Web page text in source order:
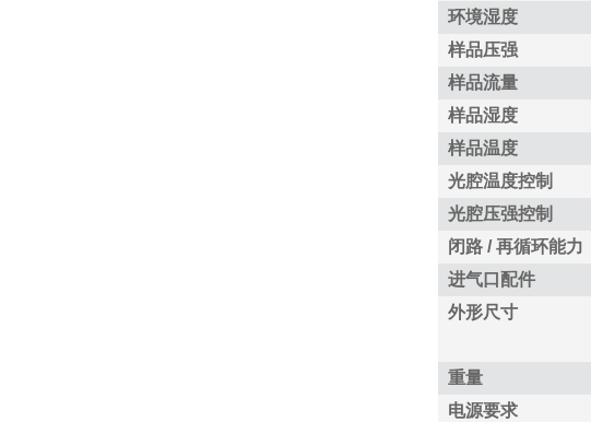
环境湿度
样品压强
样品流量
样品湿度
样品温度
光腔温度控制
光腔压强控制
闭路 / 再循环能力
进气口配件
外形尺寸
重量
电源要求